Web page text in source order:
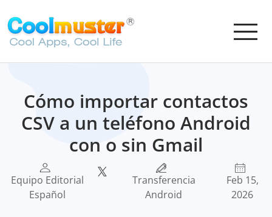
Cómo importar contactos
CSV a un teléfono Android
con o sin Gmail
Equipo Editorial
Español
Transferencia
Android
Feb 15,
2026